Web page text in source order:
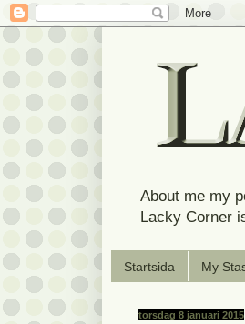
About me my
Lacky Corner
Startsida My
torsdag 8 januari 2015